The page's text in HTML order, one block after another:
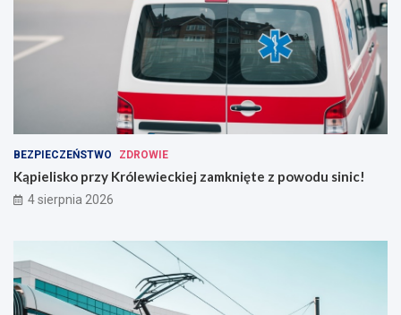
BEZPIECZEŃSTWO ZDROWIE
Kąpielisko przy Królewieckiej zamknięte z powodu sinic!
4 sierpnia 2026